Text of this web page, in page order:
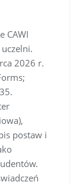
CAWI
2026 r.
postaw i